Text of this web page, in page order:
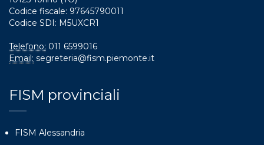
Codice fiscale: 97645790011
Codice SDI: M5UXCR1
Telefono: 011 6599016
Email: segreteria@fism.piemonte.it
FISM provinciali
FISM Alessandria